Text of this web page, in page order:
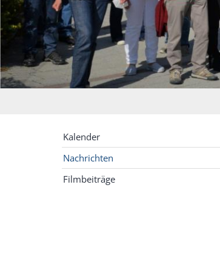
Kalender
Nachrichten
Filmbeiträge